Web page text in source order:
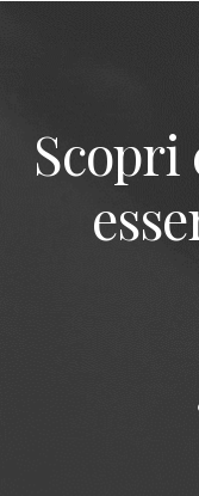
Scopri